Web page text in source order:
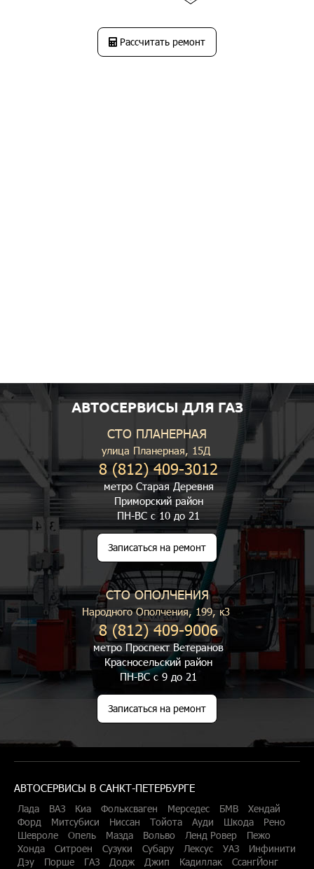
Рассчитать ремонт
АВТОСЕРВИСЫ ДЛЯ ГАЗ
СТО ПЛАНЕРНАЯ
улица Планерная, 15Д
8 (812) 409-3012
метро Старая Деревня
Приморский район
ПН-ВС с 10 до 21
Записаться на ремонт
СТО ОПОЛЧЕНИЯ
Народного Ополчения, 199, к3
8 (812) 409-9006
метро Проспект Ветеранов
Красносельский район
ПН-ВС с 9 до 21
Записаться на ремонт
АВТОСЕРВИСЫ В САНКТ-ПЕТЕРБУРГЕ
Лада ВАЗ Киа Фольксваген Мерседес БМВ
Хендай
Форд
Митсубиси Ниссан Тойота Ауди Шкода
Рено
Шевроле
Опель Мазда Вольво Ленд Ровер
Пежо
Хонда
Ситроен Сузуки Субару Лексус УАЗ
Инфинити
Дэу
Порше ГАЗ Додж Джип Кадиллак
СсангЙонг